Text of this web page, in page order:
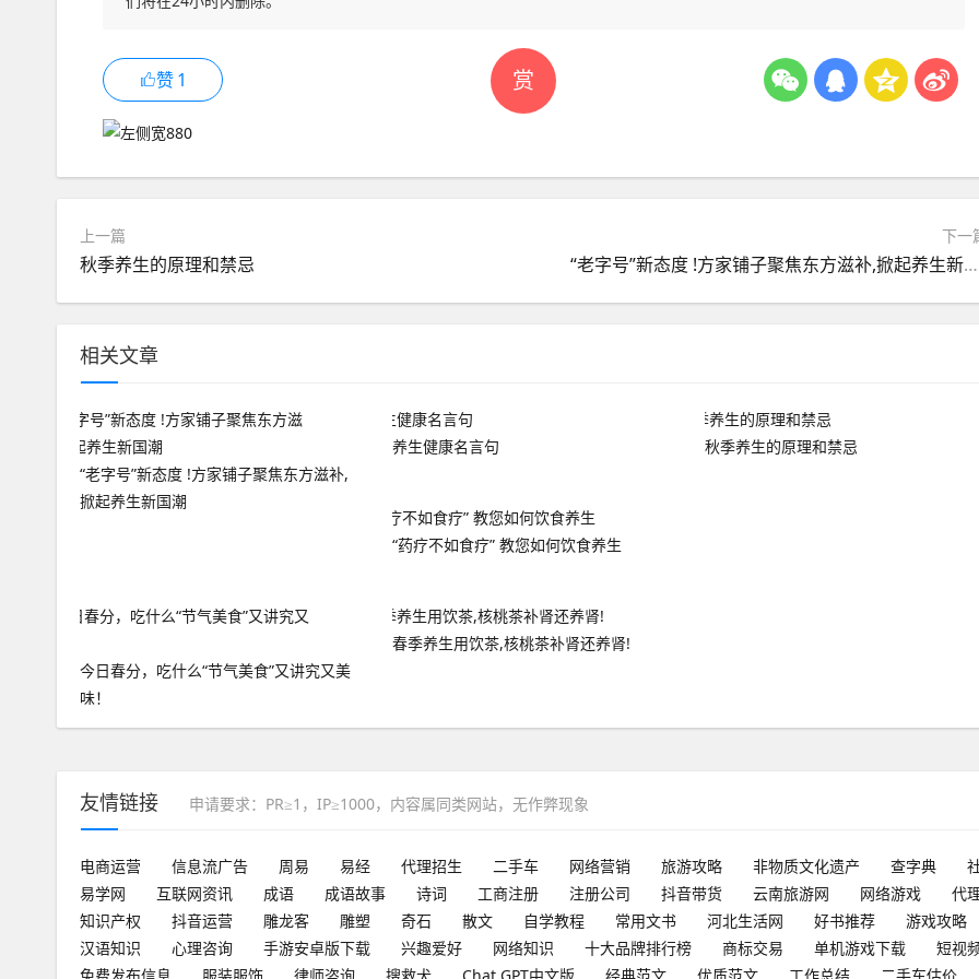
赏
赞1
上一篇
秋季养生的原理和禁忌
下一
“老字号”新态度 !方家铺子聚焦东方滋补,掀起养生新国潮
相关文章
“老字号”新态度 !方家铺子聚焦东方滋补,
掀起养生新国潮
养生健康名言句 秋季养生的原理和禁忌
“药疗不如食疗” 教您如何饮食养生
今日春分，吃什么“节气美食”又讲究又美
味！
春季养生用饮茶,核桃茶补肾还养肾!
友情链接 申请要求：PR≥1，IP≥1000，内容属同类网站，无作弊现象
电商运营 信息流广告 周易 易经 代理招生 二手车 网络营销 旅游攻略 非物质文化遗产 查字典
易学网
互联网资讯 成语 成语故事 诗词 工商注册 注册公司 抖音带货 云南旅游网 网络游戏
代
知识产权
抖音运营 雕龙客 雕塑 奇石 散文 自学教程 常用文书 河北生活网 好书推荐
游戏攻略
汉语知识
心理咨询 手游安卓版下载 兴趣爱好 网络知识 十大品牌排行榜 商标交易 单机游戏下载
短视